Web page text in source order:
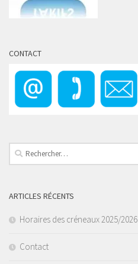
CONTACT
Rechercher :
ARTICLES RÉCENTS
Horaires des créneaux 2025/2026
Contact